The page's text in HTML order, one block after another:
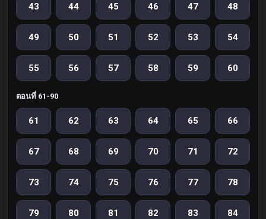
43 44 45 46 47 48
49 50 51 52 53 54
55 56 57 58 59 60
ตอนที่ 61-90
61 62 63 64 65 66
67 68 69 70 71 72
73 74 75 76 77 78
79 80 81 82 83 84